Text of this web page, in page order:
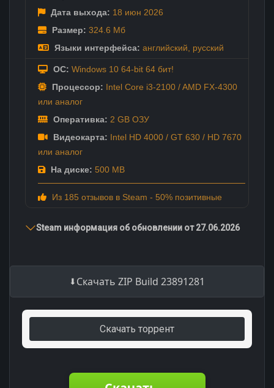
Дата выхода: 18 июн 2026
Размер: 324.6 Мб
Языки интерфейса: английский русский
ОС: Windows 10 64-bit 64 бит!
Процессор: Intel Core i3-2100 / AMD FX-4300
или аналог
Оперативка: 2 GB ОЗУ
Видеокарта: Intel HD 4000 / GT 630 / HD 7670
или аналог
На диске: 500 MB
Из 185 отзывов в Steam - 50% позитивные
Steam информация об обновлении от 27.06.2026
Скачать ZIP Build 23891281
Скачать торрент